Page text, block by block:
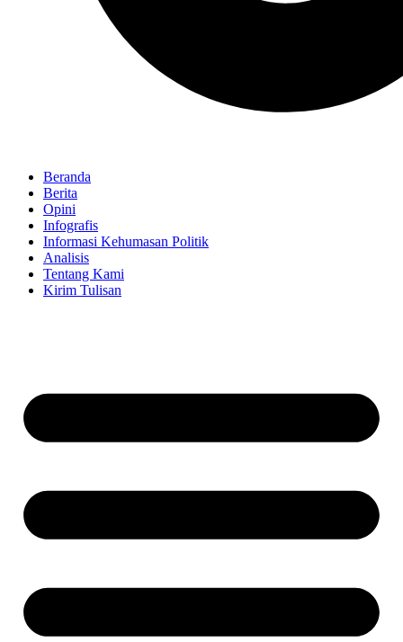
Beranda
Berita
Opini
Infografis
Informasi Kehumasan Politik
Analisis
Tentang Kami
Kirim Tulisan